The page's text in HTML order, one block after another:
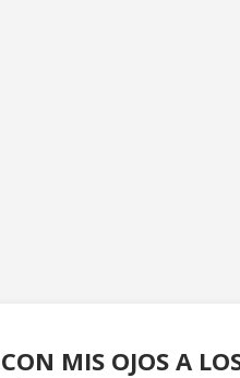
CON MIS OJOS A